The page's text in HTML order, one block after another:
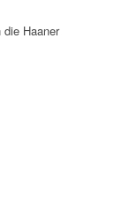
Haaner